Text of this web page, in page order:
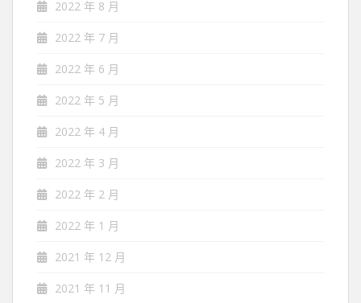
2022 年 8 月
2022 年 7 月
2022 年 6 月
2022 年 5 月
2022 年 4 月
2022 年 3 月
2022 年 2 月
2022 年 1 月
2021 年 12 月
2021 年 11 月